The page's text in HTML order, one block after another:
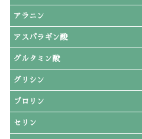
アラニン
アスパラギン酸
グルタミン酸
グリシン
プロリン
セリン